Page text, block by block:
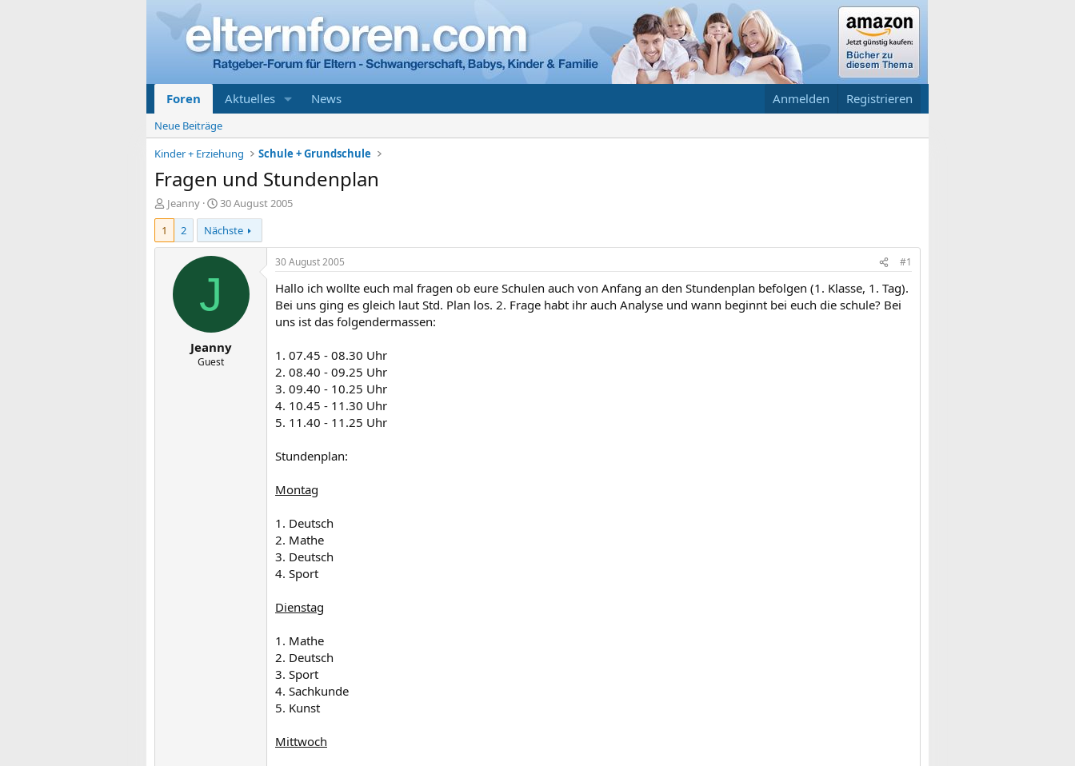
Foren Aktuelles News Anmelden Registrieren
Neue Beiträge
Kinder + Erziehung
Schule + Grundschule
Fragen und Stundenplan
E
r
t
Jeanny
E
r
s
t
e
m
30 August 2005
1
2 Nächste
J
Jeanny
Guest
30 August 2005 #1
Hallo ich wollte euch mal fragen ob eure Schulen auch von Anfang an den Stundenplan befolgen (1. Klasse, 1. Tag).
Bei uns ging es gleich laut Std. Plan los. 2. Frage habt ihr auch Analyse und wann beginnt bei euch die schule? Bei
uns ist das folgendermassen:
1. 07.45 - 08.30 Uhr
2. 08.40 - 09.25 Uhr
3. 09.40 - 10.25 Uhr
4. 10.45 - 11.30 Uhr
5. 11.40 - 11.25 Uhr
Stundenplan:
Montag
1. Deutsch
2. Mathe
3. Deutsch
4. Sport
Dienstag
1. Mathe
2. Deutsch
3. Sport
4. Sachkunde
5. Kunst
Mittwoch